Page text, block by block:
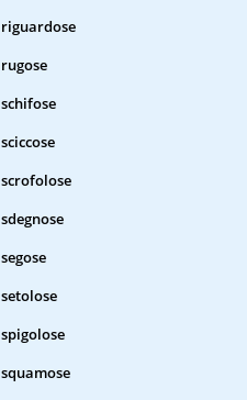
riguardose
rugose
schifose
sciccose
scrofolose
sdegnose
segose
setolose
spigolose
squamose